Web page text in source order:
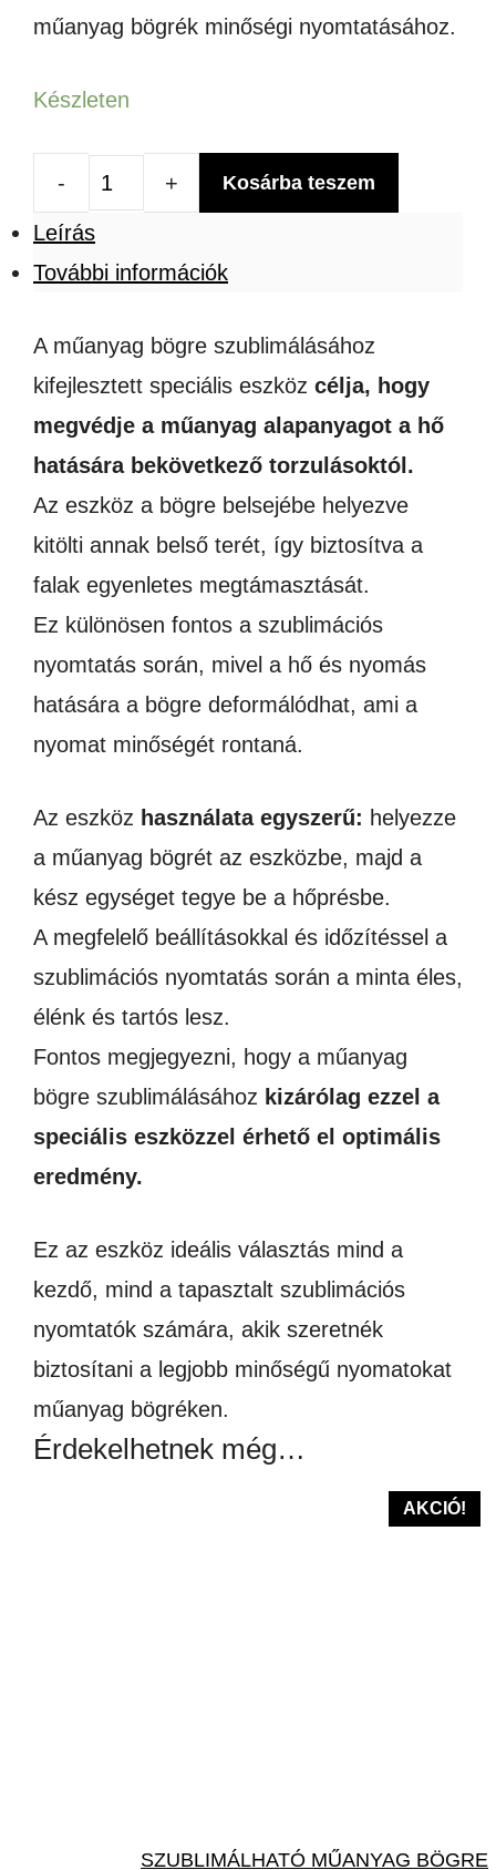
műanyag bögrék minőségi nyomtatásához.
Készleten
ESZKÖZ
mennyiség
Kosárba teszem
Leírás
További információk
A műanyag bögre szublimálásához
kifejlesztett speciális eszköz célja, hogy
megvédje a műanyag alapanyagot a hő
hatására bekövetkező torzulásoktól.
Az eszköz a bögre belsejébe helyezve
kitölti annak belső terét, így biztosítva a
falak egyenletes megtámasztását.
Ez különösen fontos a szublimációs
nyomtatás során, mivel a hő és nyomás
hatására a bögre deformálódhat, ami a
nyomat minőségét rontaná.
Az eszköz használata egyszerű: helyezze
a műanyag bögrét az eszközbe, majd a
kész egységet tegye be a hőprésbe.
A megfelelő beállításokkal és időzítéssel a
szublimációs nyomtatás során a minta éles,
élénk és tartós lesz.
Fontos megjegyezni, hogy a műanyag
bögre szublimálásához kizárólag ezzel a
speciális eszközzel érhető el optimális
eredmény.
Ez az eszköz ideális választás mind a
kezdő, mind a tapasztalt szublimációs
nyomtatók számára, akik szeretnék
biztosítani a legjobb minőségű nyomatokat
műanyag bögréken.
Érdekelhetnek még…
AKCIÓ!
SZUBLIMÁLHATÓ MŰANYAG BÖGRE